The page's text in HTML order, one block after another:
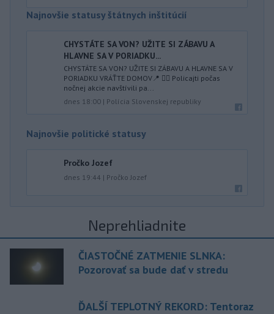
Najnovšie statusy štátnych inštitúcií
CHYSTÁTE SA VON? UŽITE SI ZÁBAVU A
HLAVNE SA V PORIADKU...
CHYSTÁTE SA VON? UŽITE SI ZÁBAVU A HLAVNE SA V
PORIADKU VRÁŤTE DOMOV📍 👮‍♂️ Policajti počas
nočnej akcie navštívili pa...
dnes 18:00 | Polícia Slovenskej republiky
Najnovšie politické statusy
Pročko Jozef
dnes 19:44 | Pročko Jozef
Neprehliadnite
ČIASTOČNÉ ZATMENIE SLNKA:
Pozorovať sa bude dať v stredu
ĎALŠÍ TEPLOTNÝ REKORD: Tentoraz